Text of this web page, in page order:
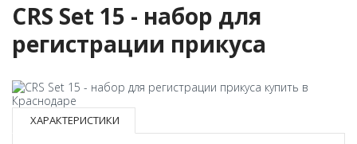
CRS Set 15 - набор для
регистрации прикуса
ХАРАКТЕРИСТИКИ